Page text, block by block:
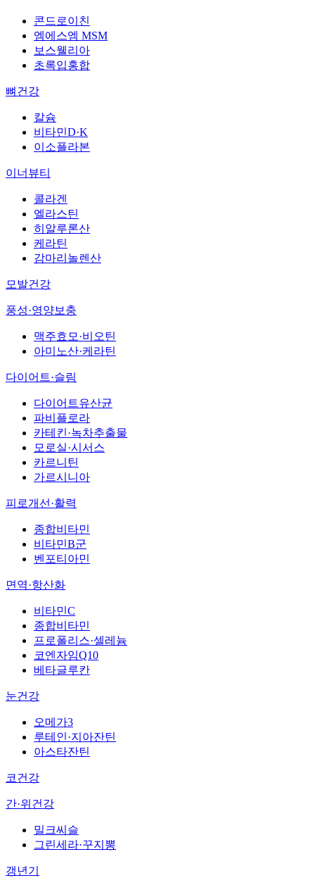
콘드로이친
엠에스엠 MSM
보스웰리아
초록입홍합
뼈건강
칼슘
비타민D·K
이소플라본
이너뷰티
콜라겐
엘라스틴
히알루론산
케라틴
감마리놀렌산
모발건강
풍성·영양보충
맥주효모·비오틴
아미노산·케라틴
다이어트·슬림
다이어트유산균
파비플로라
카테킨·녹차추출물
모로실·시서스
카르니틴
가르시니아
피로개선·활력
종합비타민
비타민B군
벤포티아민
면역·항산화
비타민C
종합비타민
프로폴리스·셀레늄
코엔자임Q10
베타글루칸
눈건강
오메가3
루테인·지아잔틴
아스타잔틴
코건강
간·위건강
밀크씨슬
그린세라·꾸지뽕
갱년기